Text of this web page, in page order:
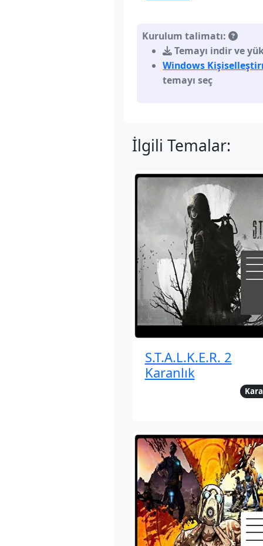
Kurulum talimatı:
Temayı indir ve
Windows
temayı seç
İlgili Temalar:
S.T.A.L.K.E.R. 2
Karanlık